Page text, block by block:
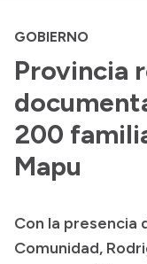
Autoridades
Delegaciones
Consultorios
Presentación CV
Inversión en Salud
GOBIERNO
Provincia
200
Mapu
Con la presencia
Comunidad,